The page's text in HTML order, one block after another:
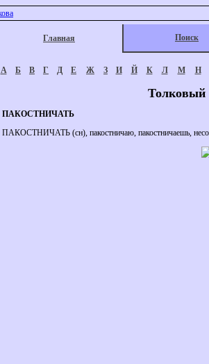
Главная Поиск
А Б В Г Д Е Ж З И Й К Л М Н
Толковый
ПАКОСТНИЧАТЬ
ПАКОСТНИЧАТЬ (сн), пакостничаю, пакостничаешь,